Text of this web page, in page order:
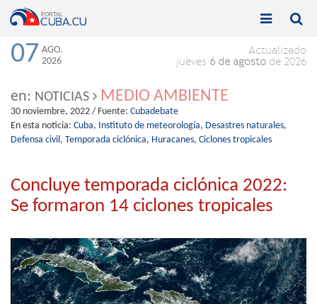
Toggle

Toggle

07 AGO.
2026
Actualizado
jueves 6 de agosto de 2026
en: NOTICIAS MEDIO AMBIENTE
30 noviembre, 2022 / Fuente: Cubadebate
En esta noticia: Cuba, Instituto de meteorología, Desastres naturales,
Defensa civil, Temporada ciclónica, Huracanes, Ciclones tropicales
Concluye temporada ciclónica 2022:
Se formaron 14 ciclones tropicales